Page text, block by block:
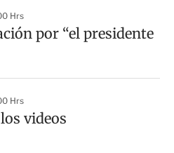
Hrs
por “el presidente
Hrs
videos